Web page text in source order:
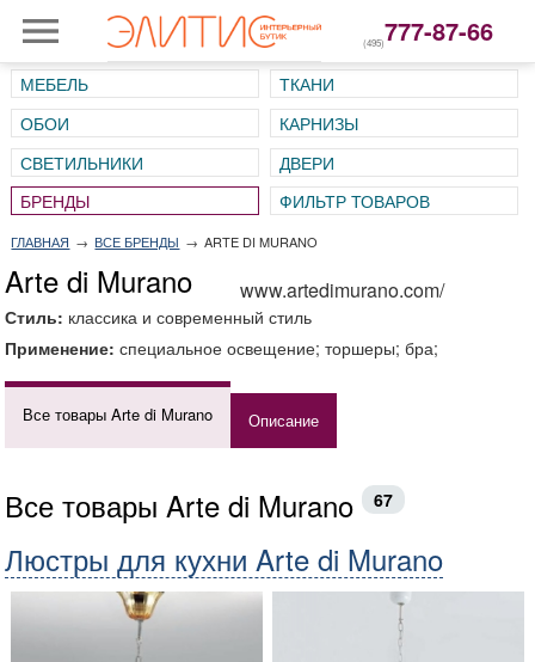
(495)777-87-66
МЕБЕЛЬ
ТКАНИ
ОБОИ
КАРНИЗЫ
СВЕТИЛЬНИКИ
ДВЕРИ
ГЛАВНАЯ → ВСЕ БРЕНДЫ → ARTE DI MURANO
Arte di Murano www.artedimurano.com/
Стиль: классика и современный стиль
Применение: специальное освещение; торшеры; бра;
Все товары Arte di Murano Описание
Все товары Arte di Murano 67
Люстры для кухни Arte di Murano